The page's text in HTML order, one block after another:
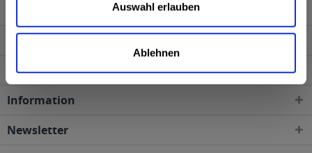
Auswahl erlauben
Ablehnen
Service Hotline
Shop Service
Information
Newsletter